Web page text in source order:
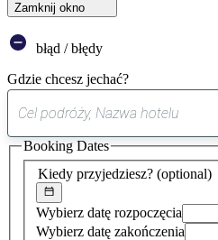
Zamknij okno
błąd / błędy
Gdzie chcesz jechać?
Kiedy przyjedziesz? (optional)
Wybierz datę rozpoczęcia
Wybierz datę zakończenia
Booking Dates